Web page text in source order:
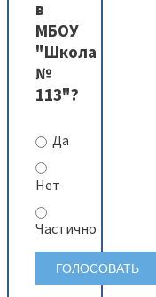
в
МБОУ
"Школа
№
113"?
Да
Нет
Частично